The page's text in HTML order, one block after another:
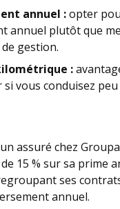
annuel :opter
annuel plutôt que
gestion.
:
vous conduisez
assuré chez
15 % sur sa prime
ses
annuel.